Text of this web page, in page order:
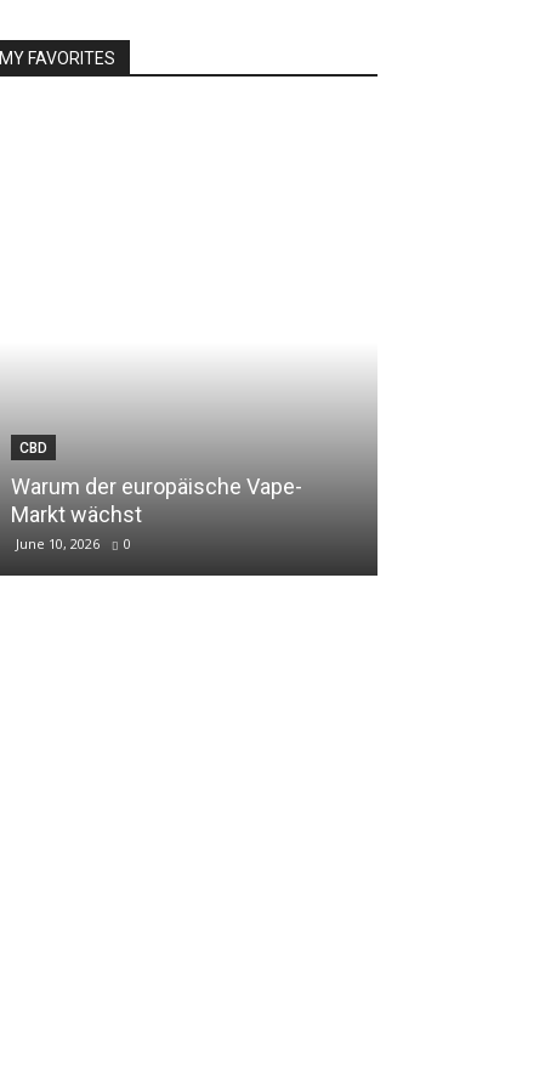
MY FAVORITES
CBD
Warum der europäische Vape-
Markt wächst
June 10, 2026 0